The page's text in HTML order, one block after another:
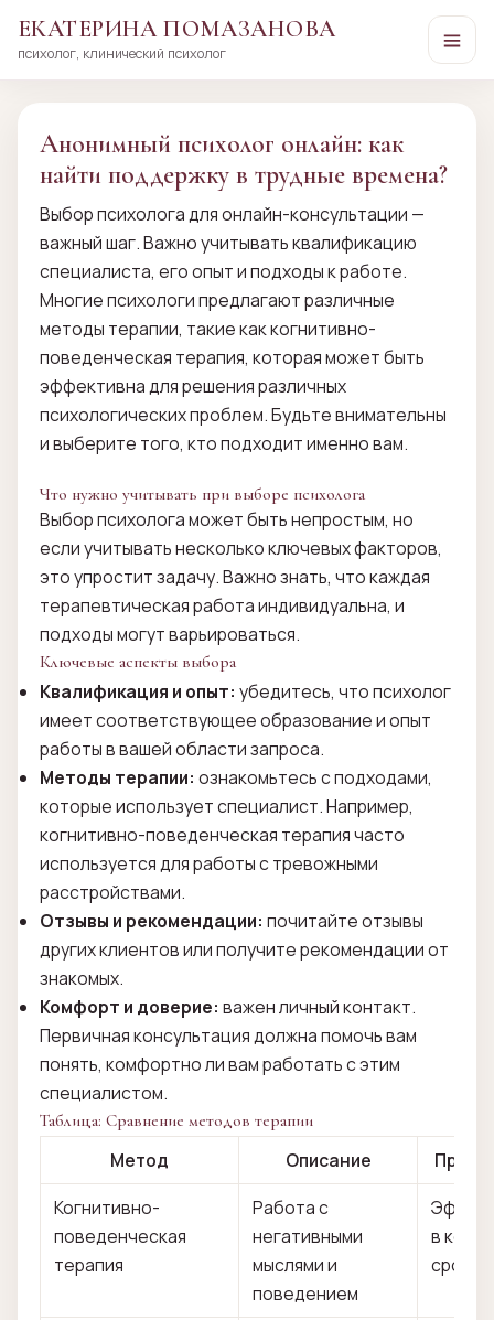
ЕКАТЕРИНА ПОМАЗАНОВА
психолог, клинический психолог
Анонимный психолог онлайн: как
найти поддержку в трудные времена?
Выбор психолога для онлайн-консультации —
важный шаг. Важно учитывать квалификацию
специалиста, его опыт и подходы к работе.
Многие психологи предлагают различные
методы терапии, такие как когнитивно-
поведенческая терапия, которая может быть
эффективна для решения различных
психологических проблем. Будьте внимательны
и выберите того, кто подходит именно вам.
Что нужно учитывать при выборе психолога
Выбор психолога может быть непростым, но
если учитывать несколько ключевых факторов,
это упростит задачу. Важно знать, что каждая
терапевтическая работа индивидуальна, и
подходы могут варьироваться.
Ключевые аспекты выбора
Квалификация и опыт: убедитесь, что психолог
имеет соответствующее образование и опыт
работы в вашей области запроса.
Методы терапии: ознакомьтесь с подходами,
которые использует специалист. Например,
когнитивно-поведенческая терапия часто
используется для работы с тревожными
расстройствами.
Отзывы и рекомендации: почитайте отзывы
других клиентов или получите рекомендации от
знакомых.
Комфорт и доверие: важен личный контакт.
Первичная консультация должна помочь вам
понять, комфортно ли вам работать с этим
специалистом.
Таблица: Сравнение методов терапии
Метод Описание
Когнитивно-
поведенческая
терапия
Работа с
негативными
мыслями и
поведением
в
сроки